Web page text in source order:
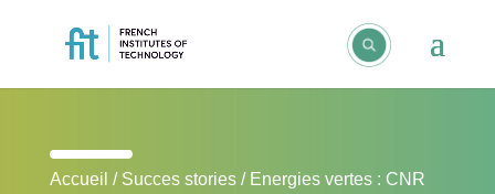
Accueil / Succes stories/ Energies vertes : CNR